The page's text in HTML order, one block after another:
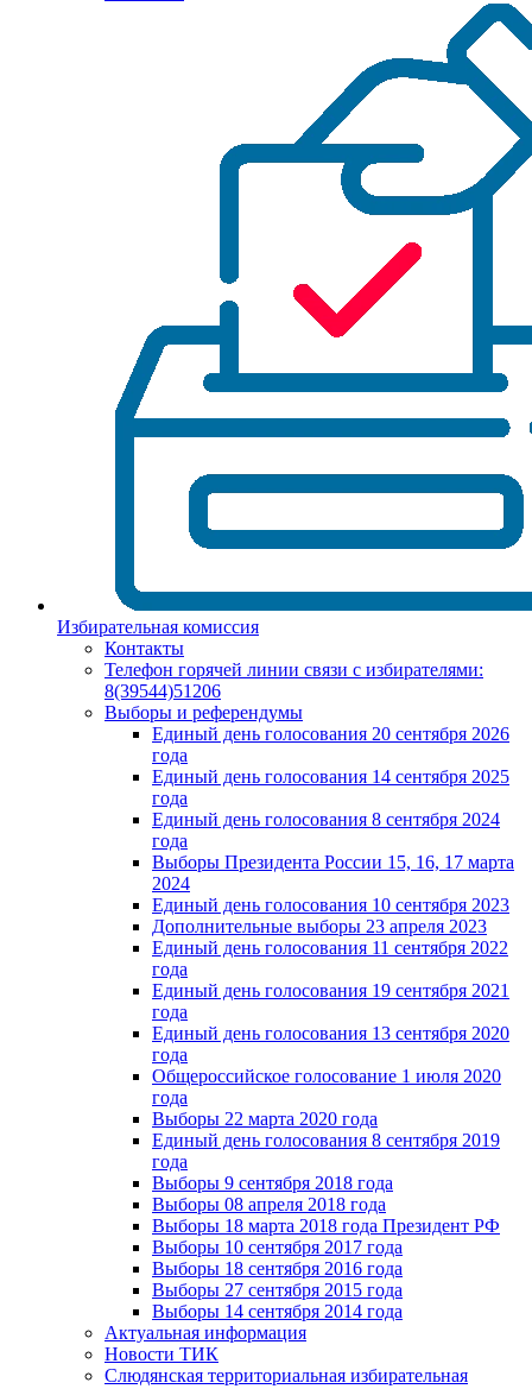
Избирательная комиссия
Контакты
Телефон горячей линии связи с избирателями:
8(39544)51206
Выборы и референдумы
Единый день голосования 20 сентября 2026
года
Единый день голосования 14 сентября 2025
года
Единый день голосования 8 сентября 2024
года
Выборы Президента России 15, 16, 17 марта
2024
Единый день голосования 10 сентября 2023
Дополнительные выборы 23 апреля 2023
Единый день голосования 11 сентября 2022
года
Единый день голосования 19 сентября 2021
года
Единый день голосования 13 сентября 2020
года
Общероссийское голосование 1 июля 2020
года
Выборы 22 марта 2020 года
Единый день голосования 8 сентября 2019
года
Выборы 9 сентября 2018 года
Выборы 08 апреля 2018 года
Выборы 18 марта 2018 года Президент РФ
Выборы 10 сентября 2017 года
Выборы 18 сентября 2016 года
Выборы 27 сентября 2015 года
Выборы 14 сентября 2014 года
Актуальная информация
Новости ТИК
Слюдянская территориальная избирательная